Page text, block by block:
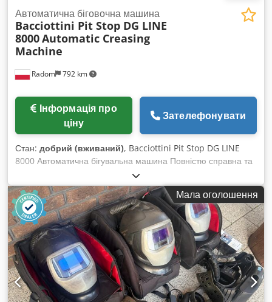
Radom 792 km
Автоматична біговочна машина
Bacciottini Pit Stop DG LINE
8000Automatic Creasing
Machine
ціну
Зателефонувати
Стан: добрий (вживаний), Bacciottini Pit Stop DG LINE
8000 Автоматична бігувальна машина Повністю справна та
готова до роботи. Це найефективніша система для
бігування та перфорації на ринку з міцною конструкцією.
Вироблено в Італії. Безперервна подача за допомогою
вакууму з можливістю додавання матеріалу під час роботи.
Вбудований компресор. У комплекті інструменти для
бігування та перфорації. Технічні дані: Максимальний
розмір аркуша: 500 x 700 мм Мінімальний розмір аркуша:
80 x 100 мм Максимальна швидкість (для формату A4):
8000 аркушів/год Щільність матеріалу: 80–400 г/м²
Максимальна кількість бігів на аркуш: 20 Відстань між
Мала оголошення